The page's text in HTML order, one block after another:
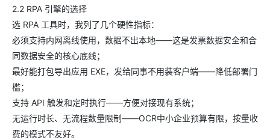
2.2 RPA 引擎的选择
选 RPA 工具时，我列了几个硬性指标：
必须支持内网离线使用，数据不出本地——这是发票数据安全和合
同数据安全的核心底线；
最好能打包导出应用 EXE，发给同事不用装客户端——降低部署门
槛；
支持 API 触发和定时执行——方便对接现有系统；
无运行时长、无流程数量限制——OCR中小企业预算有限，按量收
费的模式不友好。